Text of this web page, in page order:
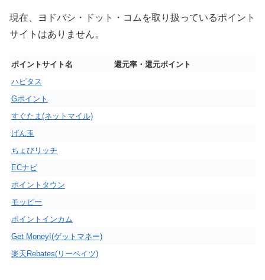
現在、ヨドバシ・ドット・コムを取り扱っているポイント
サイトはありません。
ポイントサイト名
還元率・還元ポイント
ハピタス
Gポイント
すぐたま(ネットマイル)
げん玉
ちょびリッチ
ECナビ
ポイントタウン
モッピー
ポイントインカム
Get Money!(ゲットマネー)
楽天Rebates(リーベイツ)